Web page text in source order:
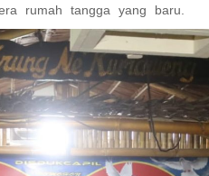
rumah tangga yang baru.